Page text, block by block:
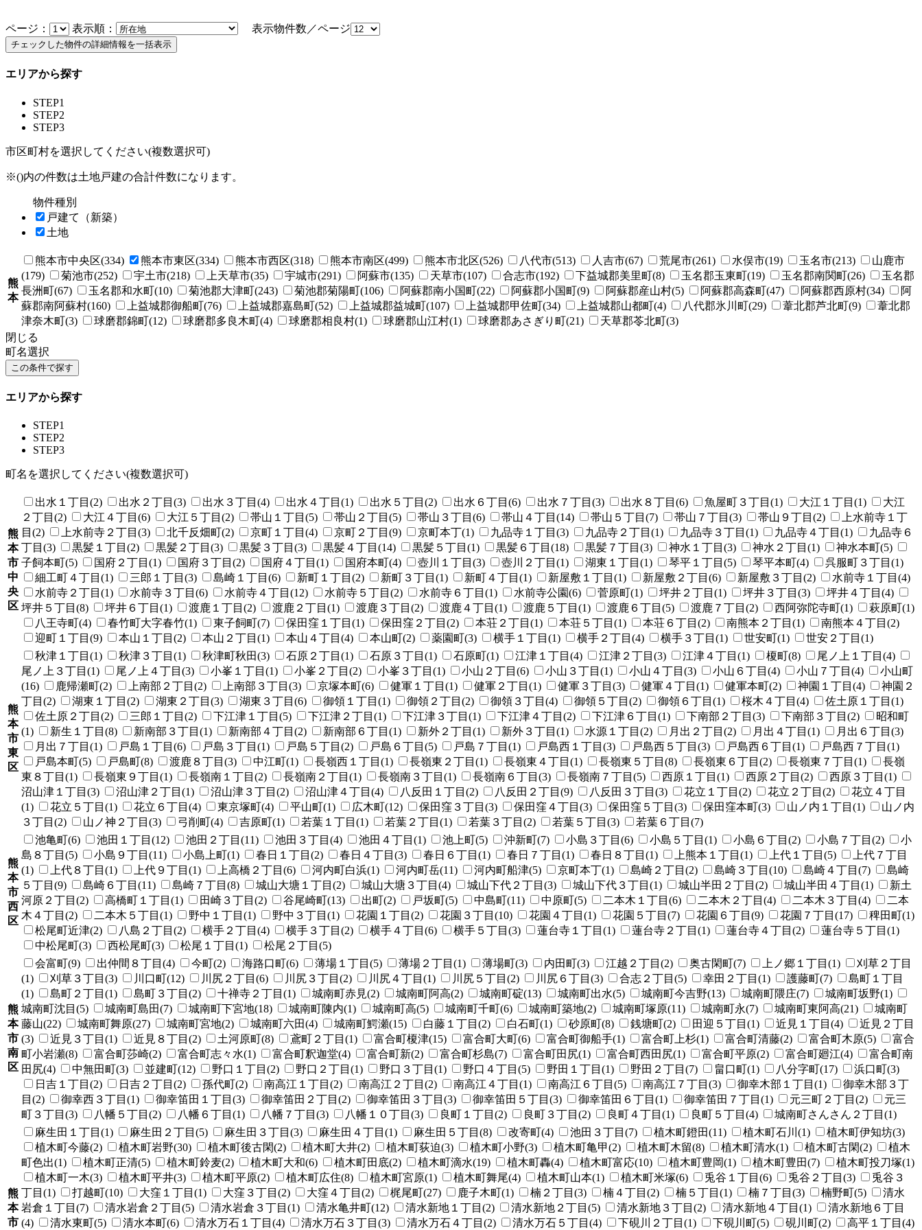
ページ： 表示順： 表示物件数／ページ
エリアから探す
STEP1
STEP2
STEP3
市区町村を選択してください(複数選択可)
※()内の件数は土地戸建の合計件数になります。
物件種別
戸建て（新築）
土地
熊
本
熊本市中央区(334) 熊本市東区(334) 熊本市西区(318) 熊本市南区(499) 熊本市北区(526) 八代市(513) 人吉市(67) 荒尾市(261) 水俣市(19) 玉名市(213)
山鹿市
(179)
菊池市(252) 宇土市(218) 上天草市(35) 宇城市(291) 阿蘇市(135) 天草市(107) 合志市(192) 下益城郡美里町(8) 玉名郡玉東町(19) 玉名郡南関町(26)
玉名郡
長洲町(67)
玉名郡和水町(10) 菊池郡大津町(243) 菊池郡菊陽町(106) 阿蘇郡南小国町(22) 阿蘇郡小国町(9) 阿蘇郡産山村(5) 阿蘇郡高森町(47) 阿蘇郡西原村(34)
阿
蘇郡南阿蘇村(160)
上益城郡御船町(76) 上益城郡嘉島町(52) 上益城郡益城町(107) 上益城郡甲佐町(34) 上益城郡山都町(4) 八代郡氷川町(29) 葦北郡芦北町(9)
葦北郡
津奈木町(3)
球磨郡錦町(12) 球磨郡多良木町(4) 球磨郡相良村(1) 球磨郡山江村(1) 球磨郡あさぎり町(21)
天草郡苓北町(3)
閉じる
町名選択
エリアから探す
STEP1
STEP2
STEP3
町名を選択してください(複数選択可)
熊
本
市
中
央
区
出水１丁目(2) 出水２丁目(3) 出水３丁目(4) 出水４丁目(1) 出水５丁目(2) 出水６丁目(6) 出水７丁目(3) 出水８丁目(6) 魚屋町３丁目(1) 大江１丁目(1)
大江
２丁目(2)
大江４丁目(6) 大江５丁目(2) 帯山１丁目(5) 帯山２丁目(5) 帯山３丁目(6) 帯山４丁目(14) 帯山５丁目(7) 帯山７丁目(3) 帯山９丁目(2)
上水前寺１丁
目(2)
上水前寺２丁目(3) 北千反畑町(2) 京町１丁目(4) 京町２丁目(9) 京町本丁(1) 九品寺１丁目(3) 九品寺２丁目(1) 九品寺３丁目(1) 九品寺４丁目(1)
九品寺６
丁目(3)
黒髪１丁目(2) 黒髪２丁目(3) 黒髪３丁目(3) 黒髪４丁目(14) 黒髪５丁目(1) 黒髪６丁目(18) 黒髪７丁目(3) 神水１丁目(3) 神水２丁目(1)
神水本町(5)
子飼本町(5)
国府２丁目(1) 国府３丁目(2) 国府４丁目(1) 国府本町(4) 壺川１丁目(3) 壺川２丁目(1) 湖東１丁目(1) 琴平１丁目(5) 琴平本町(4)
呉服町３丁目(1)
細工町４丁目(1)
三郎１丁目(3) 島崎１丁目(6) 新町１丁目(2) 新町３丁目(1) 新町４丁目(1) 新屋敷１丁目(1) 新屋敷２丁目(6) 新屋敷３丁目(2)
水前寺１丁目(4)
水前寺２丁目(1)
水前寺３丁目(6) 水前寺４丁目(12) 水前寺５丁目(2) 水前寺６丁目(1) 水前寺公園(6) 菅原町(1) 坪井２丁目(1) 坪井３丁目(3)
坪井４丁目(4)
坪井５丁目(8)
坪井６丁目(1) 渡鹿１丁目(2) 渡鹿２丁目(1) 渡鹿３丁目(2) 渡鹿４丁目(1) 渡鹿５丁目(1) 渡鹿６丁目(5) 渡鹿７丁目(2) 西阿弥陀寺町(1)
萩原町(1)
八王寺町(4)
春竹町大字春竹(1) 東子飼町(7) 保田窪１丁目(1) 保田窪２丁目(2) 本荘２丁目(1) 本荘５丁目(1) 本荘６丁目(2) 南熊本２丁目(1)
南熊本４丁目(2)
迎町１丁目(9)
本山１丁目(2) 本山２丁目(1) 本山４丁目(4) 本山町(2) 薬園町(3) 横手１丁目(1) 横手２丁目(4) 横手３丁目(1) 世安町(1) 世安２丁目(1)
熊
本
市
東
区
秋津１丁目(1) 秋津３丁目(1) 秋津町秋田(3) 石原２丁目(1) 石原３丁目(1) 石原町(1) 江津１丁目(4) 江津２丁目(3) 江津４丁目(1) 榎町(8)
尾ノ上１丁目(4)
尾ノ上３丁目(1)
尾ノ上４丁目(3) 小峯１丁目(1) 小峯２丁目(2) 小峯３丁目(1) 小山２丁目(6) 小山３丁目(1) 小山４丁目(3) 小山６丁目(4) 小山７丁目(4)
小山町
(16)
鹿帰瀬町(2) 上南部２丁目(2) 上南部３丁目(3) 京塚本町(6) 健軍１丁目(1) 健軍２丁目(1) 健軍３丁目(3) 健軍４丁目(1) 健軍本町(2) 神園１丁目(4)
神園２
丁目(2)
湖東１丁目(2) 湖東２丁目(3) 湖東３丁目(6) 御領１丁目(1) 御領２丁目(2) 御領３丁目(4) 御領５丁目(2) 御領６丁目(1) 桜木４丁目(4)
佐土原１丁目(1)
佐土原２丁目(2)
三郎１丁目(2) 下江津１丁目(5) 下江津２丁目(1) 下江津３丁目(1) 下江津４丁目(2) 下江津６丁目(1) 下南部２丁目(3) 下南部３丁目(2)
昭和町
(1)
新生１丁目(8) 新南部３丁目(1) 新南部４丁目(2) 新南部６丁目(1) 新外２丁目(1) 新外３丁目(1) 水源１丁目(2) 月出２丁目(2) 月出４丁目(1)
月出６丁目(3)
月出７丁目(1)
戸島１丁目(6) 戸島３丁目(1) 戸島５丁目(2) 戸島６丁目(5) 戸島７丁目(1) 戸島西１丁目(3) 戸島西５丁目(3) 戸島西６丁目(1)
戸島西７丁目(1)
戸島本町(5)
戸島町(8) 渡鹿８丁目(3) 中江町(1) 長嶺西１丁目(1) 長嶺東２丁目(1) 長嶺東４丁目(1) 長嶺東５丁目(8) 長嶺東６丁目(2) 長嶺東７丁目(1)
長嶺
東８丁目(1)
長嶺東９丁目(1) 長嶺南１丁目(2) 長嶺南２丁目(1) 長嶺南３丁目(1) 長嶺南６丁目(3) 長嶺南７丁目(5) 西原１丁目(1) 西原２丁目(2)
西原３丁目(1)
沼山津１丁目(3)
沼山津２丁目(1) 沼山津３丁目(2) 沼山津４丁目(4) 八反田１丁目(2) 八反田２丁目(9) 八反田３丁目(3) 花立１丁目(2) 花立２丁目(2)
花立４丁目
(1)
花立５丁目(1) 花立６丁目(4) 東京塚町(4) 平山町(1) 広木町(12) 保田窪３丁目(3) 保田窪４丁目(3) 保田窪５丁目(3) 保田窪本町(3) 山ノ内１丁目(1)
山ノ内
３丁目(2)
山ノ神２丁目(3) 弓削町(4) 吉原町(1) 若葉１丁目(1) 若葉２丁目(1) 若葉３丁目(2) 若葉５丁目(3) 若葉６丁目(7)
熊
本
市
西
区
池亀町(6) 池田１丁目(12) 池田２丁目(11) 池田３丁目(4) 池田４丁目(1) 池上町(5) 沖新町(7) 小島３丁目(6) 小島５丁目(1) 小島６丁目(2) 小島７丁目(2)
小
島８丁目(5)
小島９丁目(11) 小島上町(1) 春日１丁目(2) 春日４丁目(3) 春日６丁目(1) 春日７丁目(1) 春日８丁目(1) 上熊本１丁目(1) 上代１丁目(5)
上代７丁目
(1)
上代８丁目(1) 上代９丁目(1) 上高橋２丁目(6) 河内町白浜(1) 河内町岳(11) 河内町船津(5) 京町本丁(1) 島崎２丁目(2) 島崎３丁目(10) 島崎４丁目(7)
島崎
５丁目(9)
島崎６丁目(11) 島崎７丁目(8) 城山大塘１丁目(2) 城山大塘３丁目(4) 城山下代２丁目(3) 城山下代３丁目(1) 城山半田２丁目(2) 城山半田４丁目(1)
新土
河原２丁目(2)
高橋町１丁目(1) 田崎３丁目(2) 谷尾崎町(13) 出町(2) 戸坂町(5) 中島町(11) 中原町(5) 二本木１丁目(6) 二本木２丁目(4) 二本木３丁目(4)
二本
木４丁目(2)
二本木５丁目(1) 野中１丁目(1) 野中３丁目(1) 花園１丁目(2) 花園３丁目(10) 花園４丁目(1) 花園５丁目(7) 花園６丁目(9) 花園７丁目(17)
稗田町(1)
松尾町近津(2)
八島２丁目(2) 横手２丁目(4) 横手３丁目(2) 横手４丁目(6) 横手５丁目(3) 蓮台寺１丁目(1) 蓮台寺２丁目(1) 蓮台寺４丁目(2)
蓮台寺５丁目(1)
中松尾町(3)
西松尾町(3) 松尾１丁目(1) 松尾２丁目(5)
熊
本
市
南
区
会富町(9) 出仲間８丁目(4) 今町(2) 海路口町(6) 薄場１丁目(5) 薄場２丁目(1) 薄場町(3) 内田町(3) 江越２丁目(2) 奥古閑町(7) 上ノ郷１丁目(1)
刈草２丁目
(1)
刈草３丁目(3) 川口町(12) 川尻２丁目(6) 川尻３丁目(2) 川尻４丁目(1) 川尻５丁目(2) 川尻６丁目(3) 合志２丁目(5) 幸田２丁目(1) 護藤町(7)
島町１丁目
(1)
島町２丁目(1) 島町３丁目(2) 十禅寺２丁目(1) 城南町赤見(2) 城南町阿高(2) 城南町碇(13) 城南町出水(5) 城南町今吉野(13) 城南町隈庄(7)
城南町坂野(1)
城南町沈目(5)
城南町島田(7) 城南町下宮地(18) 城南町陳内(1) 城南町高(5) 城南町千町(6) 城南町築地(2) 城南町塚原(11) 城南町永(7) 城南町東阿高(21)
城南町
藤山(22)
城南町舞原(27) 城南町宮地(2) 城南町六田(4) 城南町鰐瀬(15) 白藤１丁目(2) 白石町(1) 砂原町(8) 銭塘町(2) 田迎５丁目(1) 近見１丁目(4)
近見２丁目
(3)
近見３丁目(1) 近見８丁目(2) 土河原町(8) 鳶町２丁目(1) 富合町榎津(15) 富合町大町(6) 富合町御船手(1) 富合町上杉(1) 富合町清藤(2) 富合町木原(5)
富合
町小岩瀬(8)
富合町莎崎(2) 富合町志々水(1) 富合町釈迦堂(4) 富合町新(2) 富合町杉島(7) 富合町田尻(1) 富合町西田尻(1) 富合町平原(2) 富合町廻江(4)
富合町南
田尻(4)
中無田町(3) 並建町(12) 野口１丁目(2) 野口２丁目(1) 野口３丁目(1) 野口４丁目(5) 野田１丁目(1) 野田２丁目(7) 畠口町(1) 八分字町(17)
浜口町(3)
日吉１丁目(2)
日吉２丁目(2) 孫代町(2) 南高江１丁目(2) 南高江２丁目(2) 南高江４丁目(1) 南高江６丁目(5) 南高江７丁目(3) 御幸木部１丁目(1)
御幸木部３丁
目(2)
御幸西３丁目(1) 御幸笛田１丁目(3) 御幸笛田２丁目(2) 御幸笛田３丁目(3) 御幸笛田５丁目(3) 御幸笛田６丁目(1) 御幸笛田７丁目(1) 元三町２丁目(2)
元三
町３丁目(3)
八幡５丁目(2) 八幡６丁目(1) 八幡７丁目(3) 八幡１０丁目(3) 良町１丁目(2) 良町３丁目(2) 良町４丁目(1) 良町５丁目(4) 城南町さんさん２丁目(1)
熊
本
市
麻生田１丁目(1) 麻生田２丁目(5) 麻生田３丁目(3) 麻生田４丁目(1) 麻生田５丁目(8) 改寄町(4) 池田３丁目(7) 植木町鐙田(11) 植木町石川(1)
植木町伊知坊(3)
植木町今藤(2)
植木町岩野(30) 植木町後古閑(2) 植木町大井(2) 植木町荻迫(3) 植木町小野(3) 植木町亀甲(2) 植木町木留(8) 植木町清水(1) 植木町古閑(2)
植木
町色出(1)
植木町正清(5) 植木町鈴麦(2) 植木町大和(6) 植木町田底(2) 植木町滴水(19) 植木町轟(4) 植木町富応(10) 植木町豊岡(1) 植木町豊田(7)
植木町投刀塚(1)
植木町一木(3)
植木町平井(3) 植木町平原(2) 植木町広住(8) 植木町宮原(1) 植木町舞尾(4) 植木町山本(1) 植木町米塚(6) 兎谷１丁目(6) 兎谷２丁目(3)
兎谷３
丁目(1)
打越町(10) 大窪１丁目(1) 大窪３丁目(2) 大窪４丁目(2) 梶尾町(27) 鹿子木町(1) 楠２丁目(3) 楠４丁目(2) 楠５丁目(1) 楠７丁目(3) 楠野町(5)
清水
岩倉１丁目(7)
清水岩倉２丁目(5) 清水岩倉３丁目(1) 清水亀井町(12) 清水新地１丁目(2) 清水新地２丁目(5) 清水新地３丁目(2) 清水新地４丁目(1)
清水新地６丁目
(4)
清水東町(5) 清水本町(6) 清水万石１丁目(4) 清水万石３丁目(3) 清水万石４丁目(2) 清水万石５丁目(4) 下硯川２丁目(1) 下硯川町(5) 硯川町(2) 高平１丁目(4)